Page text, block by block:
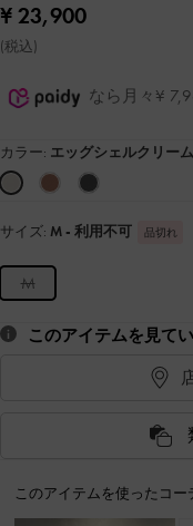
¥ 23,900
(税込)
なら月々¥
カラー: エッグシェルクリーム
サイズ: M - 利用不可 品切れ
M
このアイテムを見て
このアイテムを使ったコー